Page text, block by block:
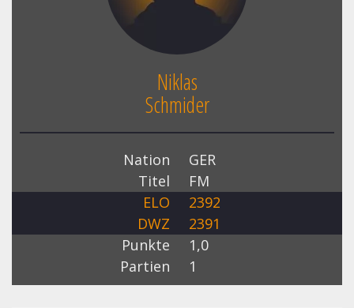
Niklas
Schmider
Nation
GER
Titel
FM
ELO
2392
DWZ
2391
Punkte
1,0
Partien
1